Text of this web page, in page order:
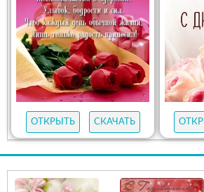
ОТКРЫТЬ СКАЧАТЬ